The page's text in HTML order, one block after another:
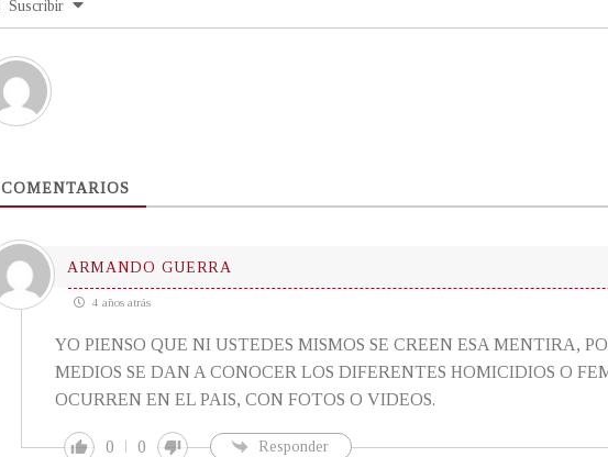
Suscribir
COMENTARIOS
ARMANDO GUERRA
4 años atrás
YO PIENSO QUE NI USTEDES MISMOS SE CREEN ESA MENTIRA,
MEDIOS SE DAN A CONOCER LOS DIFERENTES HOMICIDIOS O
OCURREN EN EL PAIS, CON FOTOS O VIDEOS.
0 0 Responder